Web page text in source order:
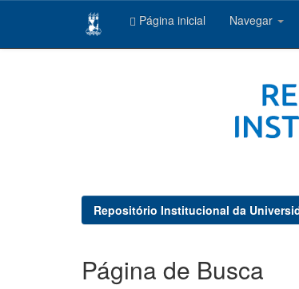
Página inicial Navegar
Repositório Institucional da
Página de Busca